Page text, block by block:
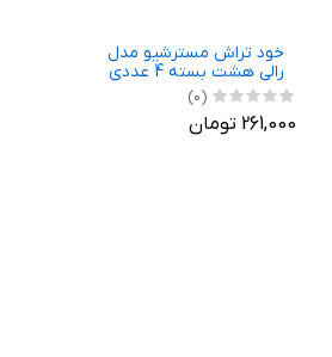
خود تراش مسترشیو مدل
رالی هشت بسته 4 عددی
(0)
261,000 تومان